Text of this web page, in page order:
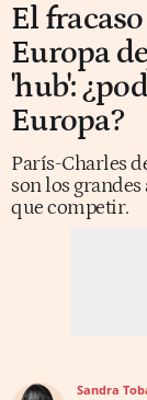
El
Europa
'hub':
Europa?
París-Charles
son los
que competir.
Sandra